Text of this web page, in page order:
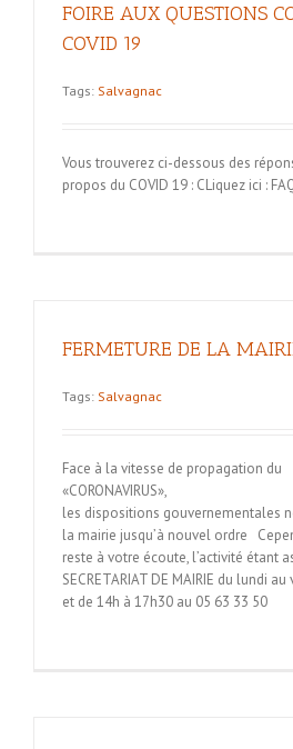
FOIRE AUX QUESTIONS
COVID 19
Tags: Salvagnac
Vous trouverez ci-dessous des
propos du COVID 19 : CLiquez ici :
FERMETURE DE LA
Tags: Salvagnac
Face à la vitesse de propagation du
les dispositions gouvernementales
la mairie jusqu’à nouvel ordre
reste à votre écoute, l’activité étant
SECRETARIAT DE MAIRIE du lundi
et de 14h à 17h30 au 05 63 33 50